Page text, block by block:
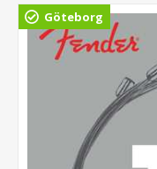
Göteborg